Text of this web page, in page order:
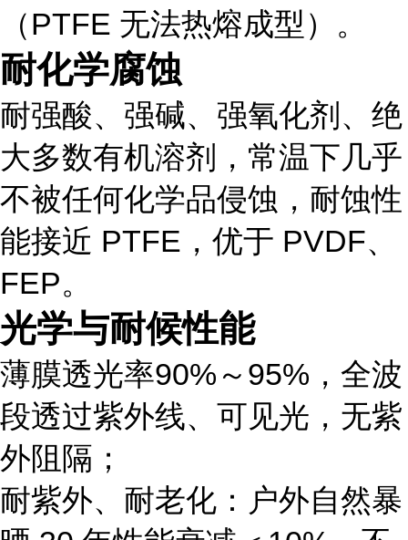
（PTFE 无法热熔成型）。
耐化学腐蚀
耐强酸、强碱、强氧化剂、绝
大多数有机溶剂，常温下几乎
不被任何化学品侵蚀，耐蚀性
能接近 PTFE，优于 PVDF、
FEP。
光学与耐候性能
薄膜透光率90%～95% ，全波
段透过紫外线、可见光，无紫
外阻隔；
耐紫外、耐老化：户外自然暴